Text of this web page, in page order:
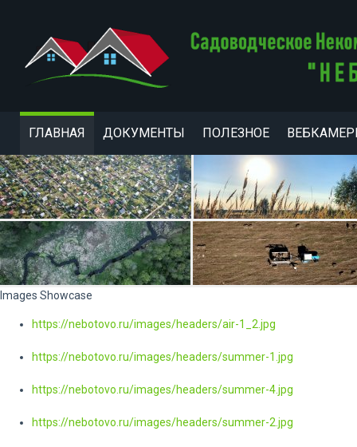
ГЛАВНАЯ ДОКУМЕНТЫ ПОЛЕЗНОЕ
Images Showcase
https://nebotovo.ru/images/headers/air-1_2.jpg
https://nebotovo.ru/images/headers/summer-1.jpg
https://nebotovo.ru/images/headers/summer-4.jpg
https://nebotovo.ru/images/headers/summer-2.jpg